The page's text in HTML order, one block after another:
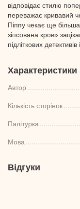
відповідає стилю
переважає кривавий
Піппу чекає ще
зіпсована кров»
підліткових детективів
Характеристики
Автор
Кількість сторінок
Палітурка
Мова
Відгуки